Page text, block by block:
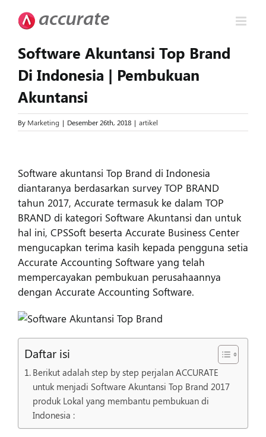
Software Akuntansi Top Brand
Di Indonesia | Pembukuan
Akuntansi
By Marketing | Desember 26th, 2018 | artikel
Larger
Image
Software akuntansi Top Brand di Indonesia
diantaranya berdasarkan survey TOP BRAND
tahun 2017, Accurate termasuk ke dalam TOP
BRAND di kategori Software Akuntansi dan untuk
hal ini, CPSSoft beserta Accurate Business Center
mengucapkan terima kasih kepada pengguna setia
Accurate Accounting Software yang telah
mempercayakan pembukuan perusahaannya
dengan Accurate Accounting Software.
Daftar isi
Berikut adalah step by step perjalan ACCURATE
untuk menjadi Software Akuntansi Top Brand 2017
produk Lokal yang membantu pembukuan di
Indonesia :